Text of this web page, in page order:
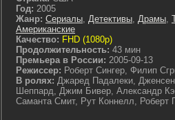
Год: 2005
Жанр: Сериалы, Детективы, Драмы,
Американские
Качество: FHD (1080p)
Продолжительность: 43 мин
Премьера в России: 2005-09-13
Режиссер: Роберт Сингер, Филип
В ролях: Джаред Падалеки,
Шеппард, Джим Бивер, Александр
Саманта Смит, Рут Коннелл, Роберт